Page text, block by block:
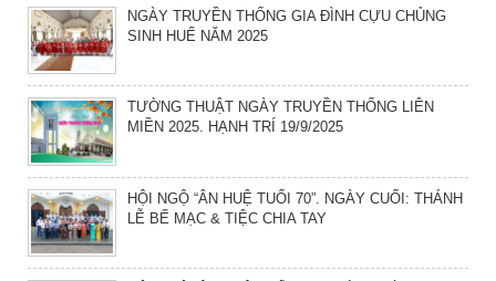
NGÀY TRUYỀN THỐNG GIA ĐÌNH CỰU CHỦNG
SINH HUẾ NĂM 2025
TƯỜNG THUẬT NGÀY TRUYỀN THỐNG LIÊN
MIỀN 2025. HẠNH TRÍ 19/9/2025
HỘI NGỘ “ÂN HUỆ TUỔI 70”. NGÀY CUỐI: THÁNH
LỄ BẾ MẠC & TIỆC CHIA TAY